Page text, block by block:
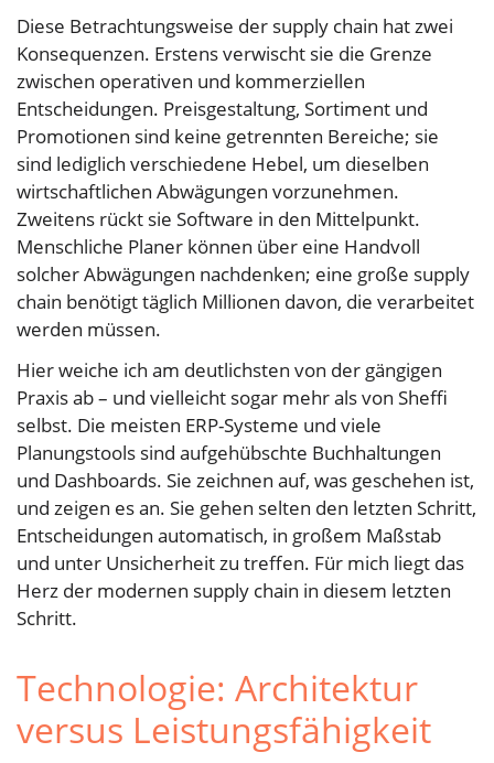
Diese Betrachtungsweise der supply chain hat zwei
Konsequenzen. Erstens verwischt sie die Grenze
zwischen operativen und kommerziellen
Entscheidungen. Preisgestaltung, Sortiment und
Promotionen sind keine getrennten Bereiche; sie
sind lediglich verschiedene Hebel, um dieselben
wirtschaftlichen Abwägungen vorzunehmen.
Zweitens rückt sie Software in den Mittelpunkt.
Menschliche Planer können über eine Handvoll
solcher Abwägungen nachdenken; eine große supply
chain benötigt täglich Millionen davon, die verarbeitet
werden müssen.
Hier weiche ich am deutlichsten von der gängigen
Praxis ab – und vielleicht sogar mehr als von Sheffi
selbst. Die meisten ERP-Systeme und viele
Planungstools sind aufgehübschte Buchhaltungen
und Dashboards. Sie zeichnen auf, was geschehen ist,
und zeigen es an. Sie gehen selten den letzten Schritt,
Entscheidungen automatisch, in großem Maßstab
und unter Unsicherheit zu treffen. Für mich liegt das
Herz der modernen supply chain in diesem letzten
Schritt.
Technologie: Architektur
versus Leistungsfähigkeit